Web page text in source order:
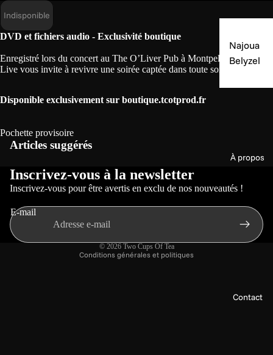
Najoua
Belyzel
À propos
Contact
Indisponible
DVD et fichiers audio - Exclusivité boutique
Enregistré lors du concert au The O’Liver Pub à Montpellier, ce DVD
Live vous invite à revivre une soirée captée dans toute son intensité.
Disponible exclusivement sur boutique.tcotprod.fr
Pochette provisoire
Articles suggérés
Inscrivez-vous à la newsletter
Inscrivez-vous pour être avertis en exclu de nos nouveautés !
E-mail
© 2026 Two Cups Of Tea
Conditions générales et politiques
Politique de confidentialité
Politique de remboursement
Politique d’expédition
Conditions générales de vente